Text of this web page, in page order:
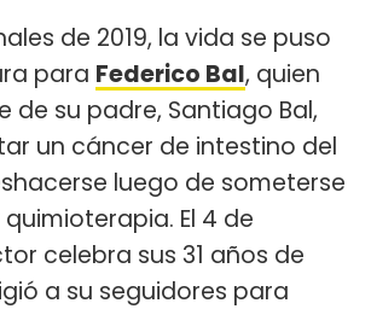
de 2019, la vida se puso
para Federico Bal, quien
de su padre, Santiago Bal,
un cáncer de intestino del
luego de someterse
El 4 de
celebra sus 31 años de
a su seguidores para